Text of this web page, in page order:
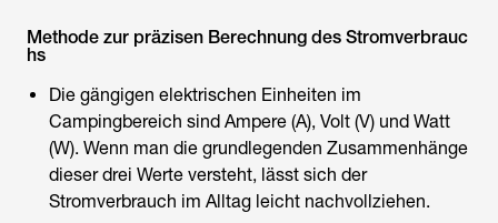
Methode zur präzisen Berechnung des Stromverbrauc
hs
Die gängigen elektrischen Einheiten im
Campingbereich sind Ampere (A), Volt (V) und Watt
(W). Wenn man die grundlegenden Zusammenhänge
dieser drei Werte versteht, lässt sich der
Stromverbrauch im Alltag leicht nachvollziehen.